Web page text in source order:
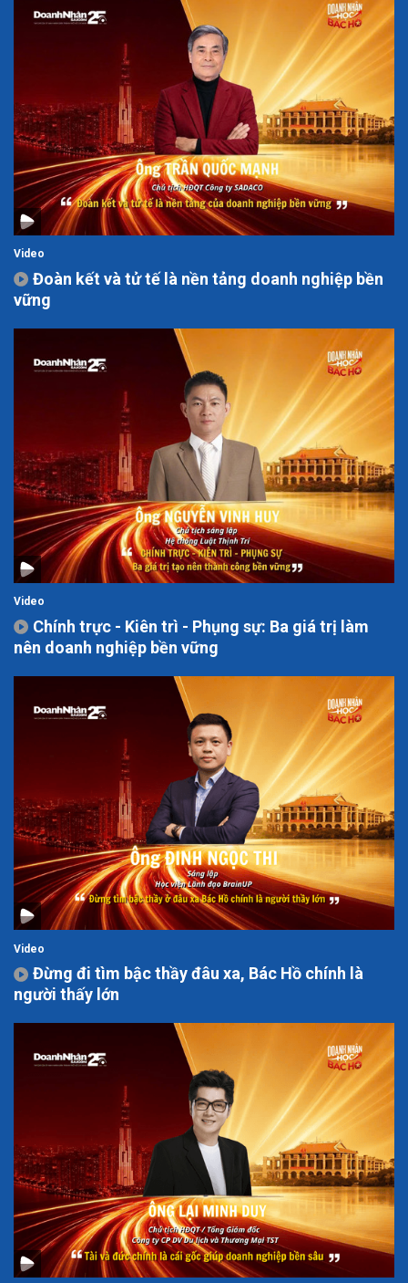
Video
Đoàn kết và tử tế là nền tảng doanh nghiệp bền
vững
Video
Chính trực - Kiên trì - Phụng sự: Ba giá trị làm
nên doanh nghiệp bền vững
Video
Đừng đi tìm bậc thầy đâu xa, Bác Hồ chính là
người thấy lớn